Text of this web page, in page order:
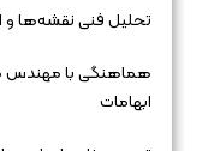
تحلیل فنی نقشه‌ها و
هماهنگی با مهندس
ابهامات